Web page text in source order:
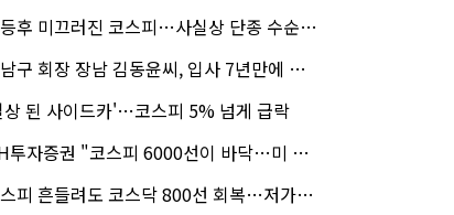
후 미끄러진 코스피…사실상 단종 수순 밟는 '단종레'
구 회장 장남 김동윤씨, 입사 7년만에 한투증권 임원 승진
상 된 사이드카'…코스피 5% 넘게 급락
자증권 "코스피 6000선이 바닥…미 금리 안정 후 추가 회복"
피 흔들려도 코스닥 800선 회복…저가매수세 유입